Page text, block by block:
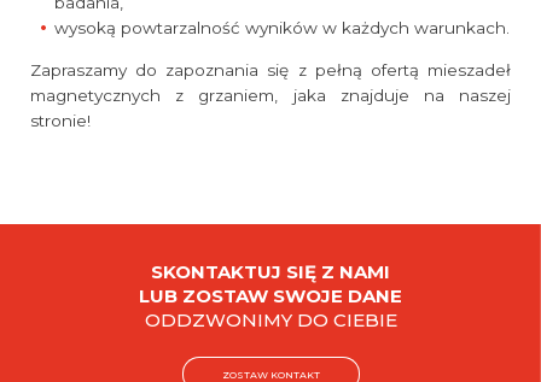
wysoką powtarzalność wyników w każdych warunkach.
Zapraszamy do zapoznania się z pełną ofertą mieszadeł
magnetycznych z grzaniem, jaka znajduje na naszej
stronie!
SKONTAKTUJ SIĘ Z NAMI
LUB ZOSTAW SWOJE DANE
ODDZWONIMY DO CIEBIE
ZOSTAW KONTAKT